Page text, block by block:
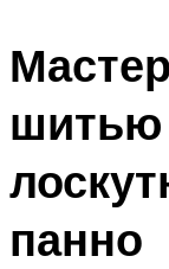
шитью
панно